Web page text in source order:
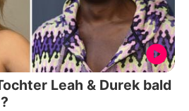
Leah & Durek bald